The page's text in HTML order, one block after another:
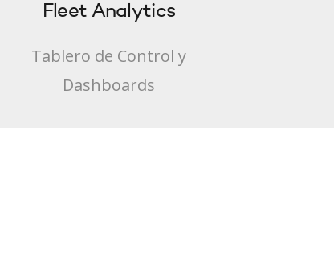
Fleet Analytics
Tablero de Control y
Dashboards